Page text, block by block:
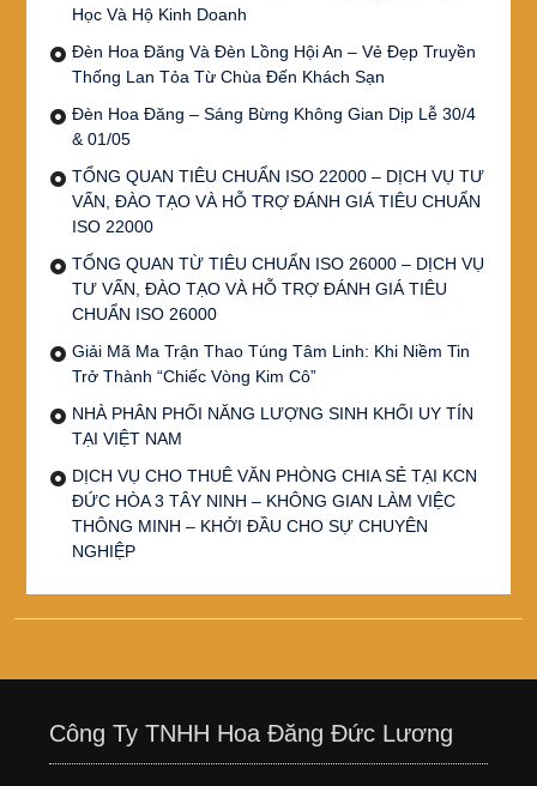
Học Và Hộ Kinh Doanh
Đèn Hoa Đăng Và Đèn Lồng Hội An – Vẻ Đẹp Truyền
Thống Lan Tỏa Từ Chùa Đến Khách Sạn
Đèn Hoa Đăng – Sáng Bừng Không Gian Dịp Lễ 30/4
& 01/05
TỔNG QUAN TIÊU CHUẨN ISO 22000 – DỊCH VỤ TƯ
VẤN, ĐÀO TẠO VÀ HỖ TRỢ ĐÁNH GIÁ TIÊU CHUẨN
ISO 22000
TỔNG QUAN TỪ TIÊU CHUẨN ISO 26000 – DỊCH VỤ
TƯ VẤN, ĐÀO TẠO VÀ HỖ TRỢ ĐÁNH GIÁ TIÊU
CHUẨN ISO 26000
Giải Mã Ma Trận Thao Túng Tâm Linh: Khi Niềm Tin
Trở Thành “Chiếc Vòng Kim Cô”
NHÀ PHÂN PHỐI NĂNG LƯỢNG SINH KHỐI UY TÍN
TẠI VIỆT NAM
DỊCH VỤ CHO THUÊ VĂN PHÒNG CHIA SẺ TẠI KCN
ĐỨC HÒA 3 TÂY NINH – KHÔNG GIAN LÀM VIỆC
THÔNG MINH – KHỞI ĐẦU CHO SỰ CHUYÊN
NGHIỆP
Công Ty TNHH Hoa Đăng Đức Lương